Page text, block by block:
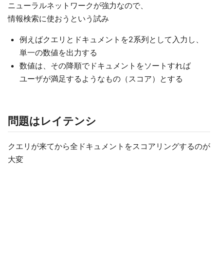
ニューラルネットワークが強力なので、​
情報検索に使おうという試み​
例えばクエリとドキュメントを2系列として入力し、​
単一の数値を出力する​
数値は、その降順でドキュメントをソートすれば​
ユーザが満足するようなもの（スコア）とする​
問題はレイテンシ​
クエリが来てから全ドキュメントをスコアリングするのが
大変​